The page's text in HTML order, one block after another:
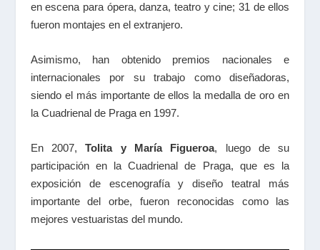
en escena para ópera, danza, teatro y cine; 31 de ellos
fueron montajes en el extranjero.
Asimismo, han obtenido premios nacionales e
internacionales por su trabajo como diseñadoras,
siendo el más importante de ellos la medalla de oro en
la Cuadrienal de Praga en 1997.
En 2007,Tolita y María Figueroa, luego de su
participación en la Cuadrienal de Praga, que es la
exposición de escenografía y diseño teatral más
importante del orbe, fueron reconocidas como las
mejores vestuaristas del mundo.